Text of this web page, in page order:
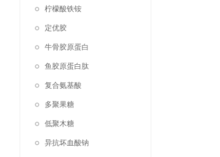
柠檬酸铁铵
定优胶
牛骨胶原蛋白
鱼胶原蛋白肽
复合氨基酸
多聚果糖
低聚木糖
异抗坏血酸钠